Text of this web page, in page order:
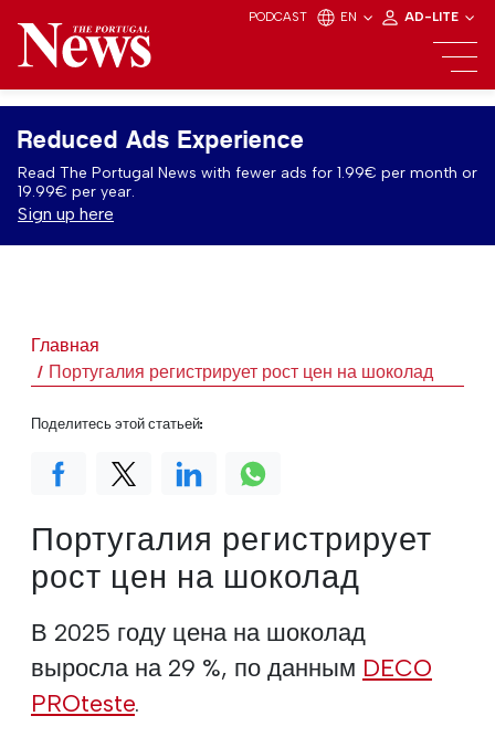
PODCAST EN AD-LITE
Reduced Ads Experience
Read The Portugal News with fewer ads for 1.99€ per month or
19.99€ per year.
Sign up here
Главная
Португалия регистрирует рост цен на шоколад
Португалия регистрирует
рост цен на шоколад
В 2025 году цена на шоколад
выросла на 29 %, по данным DECO
PROteste.
Поделитесь этой статьей: